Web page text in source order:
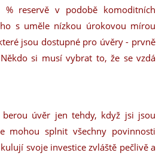
reservě v podobě komoditních
s uměle nízkou úrokovou mírou
jsou dostupné pro úvěry - prvně
si musí vybrat to, že se vzdá
berou úvěr jen tehdy, když jsi jsou
mohou splnit všechny povinnosti
svoje investice zvláště pečlivě a